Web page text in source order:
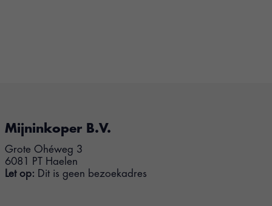
Mijninkoper B.V.
Grote Ohéweg 3
6081 PT Haelen
Let op: Dit is geen bezoekadres